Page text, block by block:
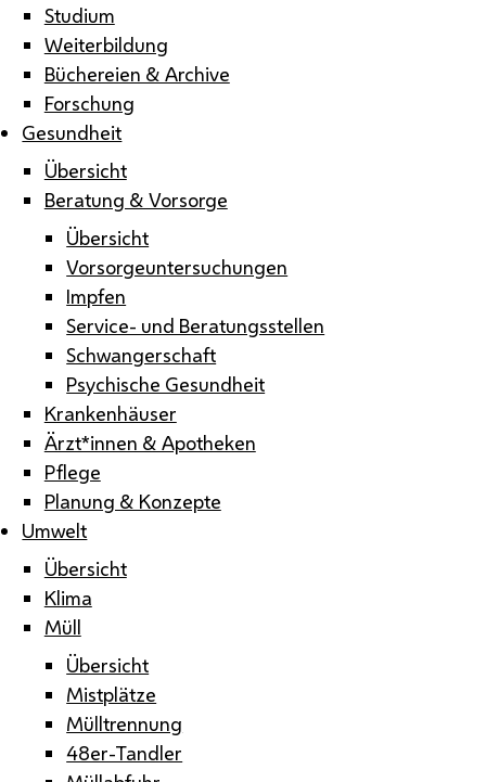
Studium
Weiterbildung
Büchereien & Archive
Forschung
Gesundheit
Übersicht
Beratung & Vorsorge
Übersicht
Vorsorgeuntersuchungen
Impfen
Service- und Beratungsstellen
Schwangerschaft
Psychische Gesundheit
Krankenhäuser
Ärzt*innen & Apotheken
Pflege
Planung & Konzepte
Umwelt
Übersicht
Klima
Müll
Übersicht
Mistplätze
Mülltrennung
48er-Tandler